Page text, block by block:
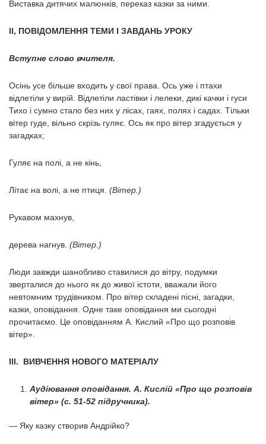
Виставка дитячих малюнків, переказ казки за ними.
II, ПОВІДОМЛЕННЯ ТЕМИ І ЗАВДАНЬ УРОКУ
Вступне слово вчителя.
Осінь усе більше входить у свої права. Ось уже і птахи
відлетіли у вирій. Відлетіли ластівки і лелеки, дикі качки і гуси
Тихо і сумно стало без них у лісах, гаях, полях і садах. Тільки
вітер гуде, вільно скрізь гуляє. Ось як про вітер згадується у
загадках;
Гуляє на полі, а не кінь,
Літає на волі, а не птиця. (Вітер.)
Рукавом махнув,
дерева нагнув. (Вітер.)
Люди завжди шанобливо ставилися до вітру, подумки
зверталися до нього як до живої істоти, вважали його
невтомним трудівником. Про вітер складені пісні, загадки,
казки, оповідання. Одне таке оповідання ми сьогодні
прочитаємо. Це оповіданням А. Кислий «Про що розповів
вітер».
III. ВИВЧЕННЯ НОВОГО МАТЕРІАЛУ
Аудіювання оповідання. А. Кислій «Про що розповів
вітер» (с. 51-52 підручника).
— Яку казку створив Андрійко?